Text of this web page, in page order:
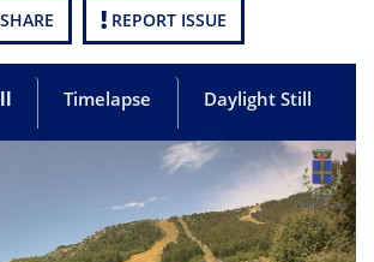
SHARE REPORT ISSUE
Timelapse Daylight Still